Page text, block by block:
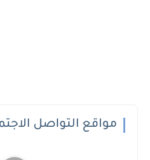
مواقع التواصل